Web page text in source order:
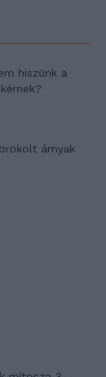
hiszünk a
árnyak